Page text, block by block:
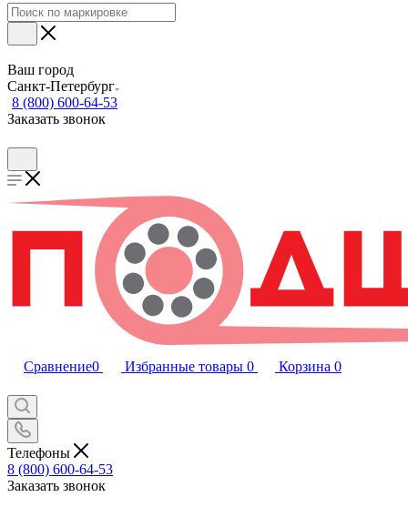
Ваш город
Санкт-Петербург
8 (800) 600-64-53
Заказать звонок
Сравнение0 Избранные товары 0 Корзина 0
Телефоны
8 (800) 600-64-53
Заказать звонок